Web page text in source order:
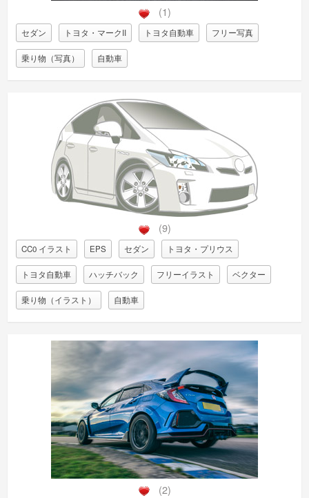
(1)
セダン トヨタ・マークII トヨタ自動車 フリー写真
乗り物（写真） 自動車
(9)
CC0 イラスト EPS セダン トヨタ・プリウス
トヨタ自動車 ハッチバック フリーイラスト ベクター
乗り物（イラスト） 自動車
(2)